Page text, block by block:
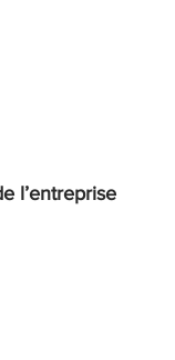
l’entreprise